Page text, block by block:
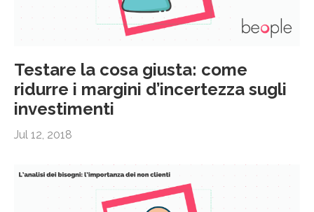
Testare la cosa giusta: come
ridurre i margini d’incertezza sugli
investimenti
Jul 12, 2018